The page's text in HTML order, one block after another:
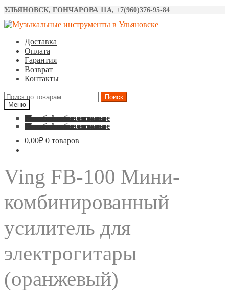
УЛЬЯНОВСК, ГОНЧАРОВА 11А, +7(960)376-95-84
Перейти
навигации
Перейти
содержимому
Доставка
Оплата
Гарантия
Возврат
Контакты
Искать:
Поиск
Меню
Акустические гитары
Классические гитары
Электро гитары
Бас гитары
Укулеле
Синтезаторы
Барабаны
Микрофоны
Звуковое оборудование
Струны
Аксессуары
Акустические гитары
Классические гитары
Электро гитары
Бас гитары
Укулеле
Синтезаторы
Барабаны
Микрофоны
Звуковое оборудование
Струны
Аксессуары
0,00₽ 0 товаров
Ving FB-100 Мини-
комбинированный
усилитель для
электрогитары
(оранжевый)